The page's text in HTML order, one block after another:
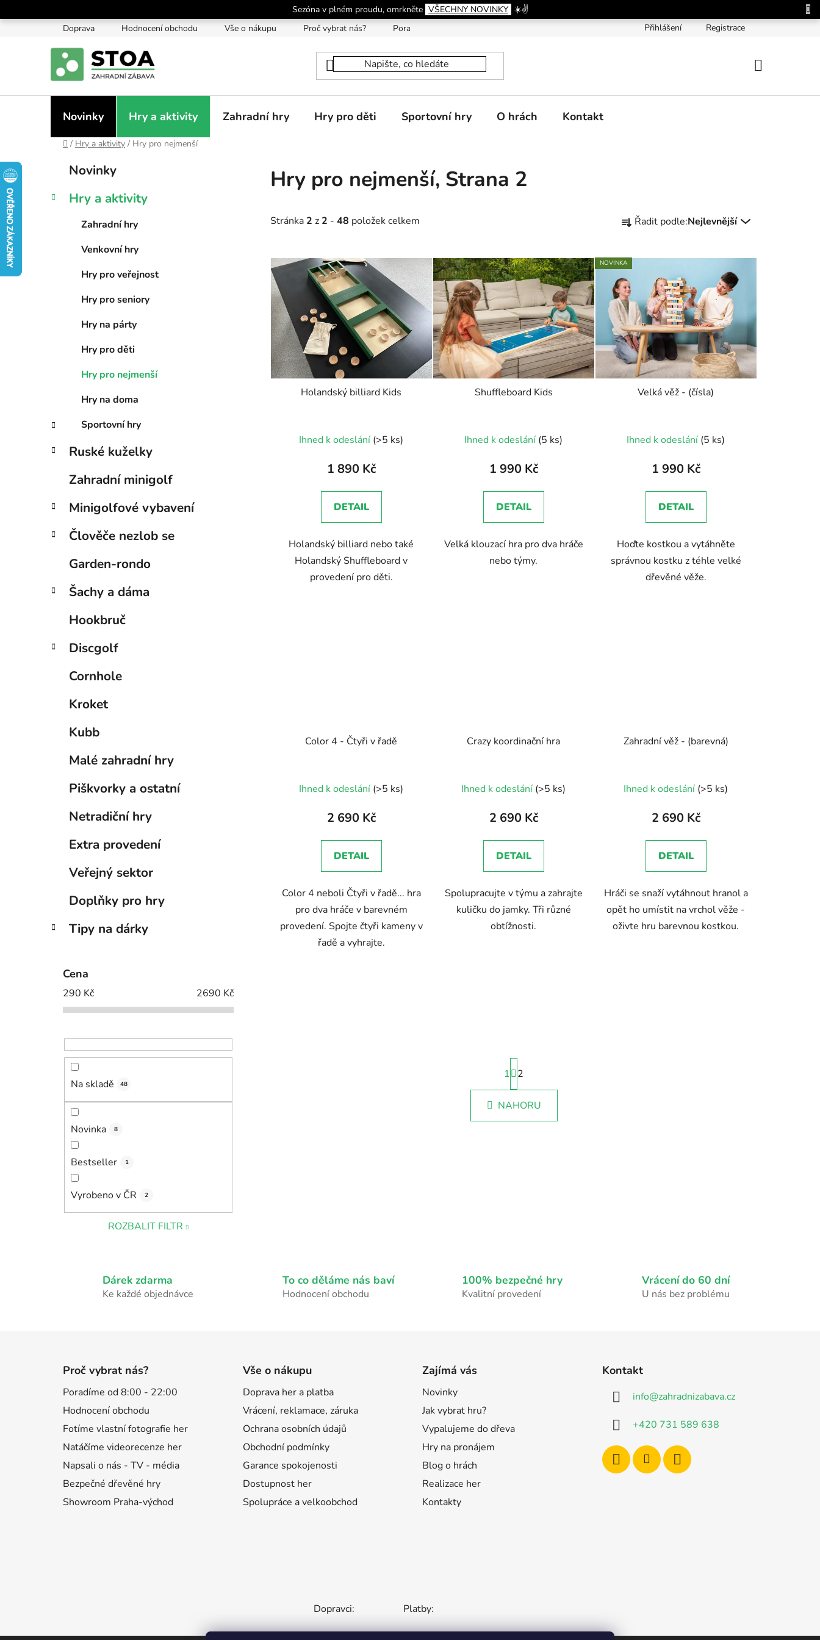
na
Sezóna v plném proudu, omrkněte VŠECHNY NOVINKY ☀️✌️
Doprava
Hodnocení obchodu Vše o nákupu Proč vybrat nás? Poradna Přihlášení Registrace
Novinky Hry a aktivity Zahradní hry Hry pro děti Sportovní hry O hrách Kontakt
Domů
/ Hry a aktivity / Hry pro nejmenší
s
Přeskočit
kategorie
e
Novinky
Hry a aktivity
Zahradní hry
Venkovní hry
Hry pro veřejnost
Hry pro seniory
Hry na párty
Hry pro děti
Hry pro nejmenší
Hry na doma
Sportovní hry
Ruské kuželky
Zahradní minigolf
Minigolfové vybavení
Člověče nezlob se
Garden-rondo
Šachy a dáma
Hookbruč
Discgolf
Cornhole
Kroket
Kubb
Malé zahradní hry
Piškvorky a ostatní
Netradiční hry
Extra provedení
Veřejný sektor
Doplňky pro hry
Tipy na dárky
Cena
290 Kč 2690 Kč
Na skladě 48
Novinka 8
Bestseller 1
Vyrobeno v ČR 2
ROZBALIT FILTR
Hry pro nejmenší, Strana 2
Stránka 2 z 2 - 48 položek celkem
a
e
n
í
p
r
o
d
u
Řadit podle:Nejlevnější
V
ý
p
i
s
p
r
o
d
Holandský billiard Kids
Ihned k odeslání (>5 ks)
1 890 Kč
DETAIL
Holandský billiard nebo také
Holandský Shuffleboard v
provedení pro děti.
Shuffleboard Kids
Ihned k odeslání (5 ks)
1 990 Kč
DETAIL
Velká klouzací hra pro dva hráče
nebo týmy.
NOVINKA
Velká věž - (čísla)
Ihned k odeslání (5 ks)
1 990 Kč
DETAIL
Hoďte kostkou a vytáhněte
správnou kostku z téhle velké
dřevěné věže.
Color 4 - Čtyři v řadě
Ihned k odeslání (>5 ks)
2 690 Kč
DETAIL
Color 4 neboli Čtyři v řadě... hra
pro dva hráče v barevném
provedení. Spojte čtyři kameny v
řadě a vyhrajte.
Crazy koordinační hra
Ihned k odeslání (>5 ks)
2 690 Kč
DETAIL
Spolupracujte v týmu a zahrajte
kuličku do jamky. Tři různé
obtížnosti.
Zahradní věž - (barevná)
hodnocení
produktu
5,0
z
hvězdiček.
Ihned k odeslání (>5 ks)
2 690 Kč
DETAIL
Hráči se snaží vytáhnout hranol a
opět ho umístit na vrchol věže -
oživte hru barevnou kostkou.
O
v
l
ý
p
S
t
r
á
n
k
1 2
NAHORU
Dárek zdarma
Ke každé objednávce
To co děláme nás baví
Hodnocení obchodu
100% bezpečné hry
Kvalitní provedení
Vrácení do 60 dní
U nás bez problému
Proč vybrat nás?
Poradíme od 8:00 - 22:00
Hodnocení obchodu
Fotíme vlastní fotografie her
Natáčíme videorecenze her
Napsali o nás - TV - média
Bezpečné dřevěné hry
Showroom Praha-východ
Vše o nákupu
Doprava her a platba
Vrácení, reklamace, záruka
Ochrana osobních údajů
Obchodní podmínky
Garance spokojenosti
Dostupnost her
Spolupráce a velkoobchod
Zajímá vás
Novinky
Jak vybrat hru?
Vypalujeme do dřeva
Hry na pronájem
Blog o hrách
Realizace her
Kontakty
Kontakt
info@zahradnizabava.cz
+420 731 589 638
Dopravci: Platby: